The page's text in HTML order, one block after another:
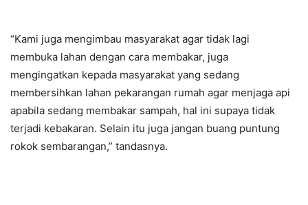
“Kami juga mengimbau masyarakat agar tidak lagi
membuka lahan dengan cara membakar, juga
mengingatkan kepada masyarakat yang sedang
membersihkan lahan pekarangan rumah agar menjaga api
apabila sedang membakar sampah, hal ini supaya tidak
terjadi kebakaran. Selain itu juga jangan buang puntung
rokok sembarangan,” tandasnya.